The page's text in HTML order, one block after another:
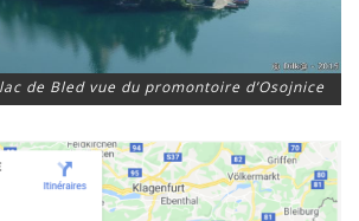
de Bled vue du promontoire d’Osojnice